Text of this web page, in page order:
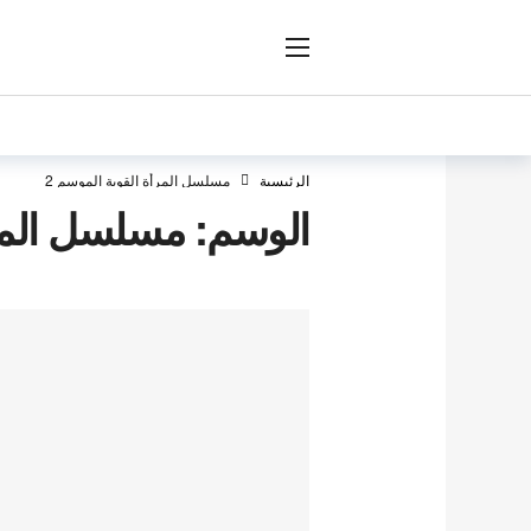
الرئيسية مسلسل المرأة القوية الموسم 2
الوسم:مسلسل